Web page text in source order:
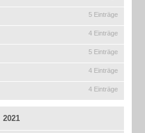
5 Einträge
4 Einträge
5 Einträge
4 Einträge
4 Einträge
2021